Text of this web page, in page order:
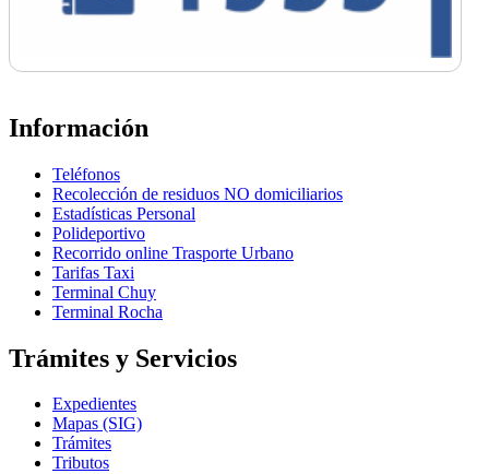
Información
Teléfonos
Recolección de residuos NO domiciliarios
Estadísticas Personal
Polideportivo
Recorrido online Trasporte Urbano
Tarifas Taxi
Terminal Chuy
Terminal Rocha
Trámites y Servicios
Expedientes
Mapas (SIG)
Trámites
Tributos